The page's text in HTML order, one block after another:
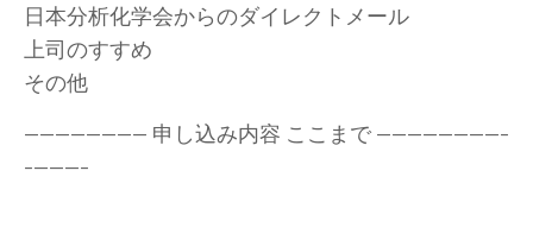
日本分析化学会からのダイレクトメール
上司のすすめ
その他
---------------- 申し込み内容 ここまで -----------------
--------